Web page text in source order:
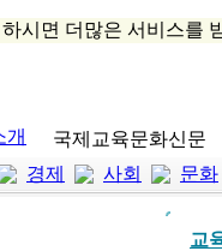
시면 더많은 서비스를
개 국제교육문화신문
경제 사회 문화
교